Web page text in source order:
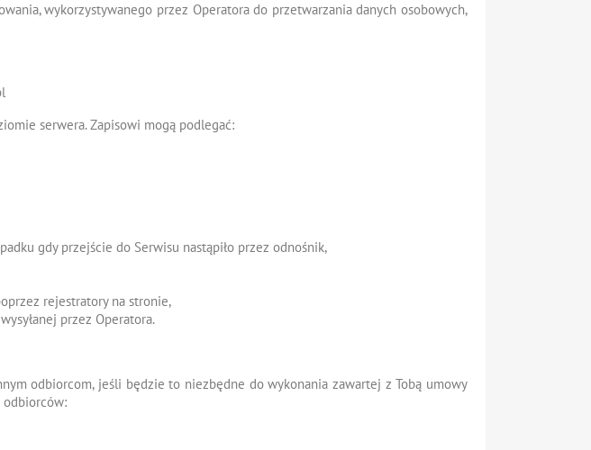
wykorzystywanego przez Operatora do przetwarzania danych osobowych,
serwera. Zapisowi mogą podlegać:
gdy przejście do Serwisu nastąpiło przez odnośnik,
rejestratory na stronie,
przez Operatora.
odbiorcom, jeśli będzie to niezbędne do wykonania zawartej z Tobą umowy
odbiorców: